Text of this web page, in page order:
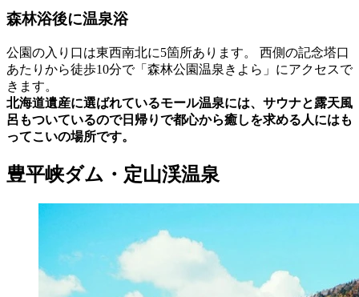
森林浴後に温泉浴
公園の入り口は東西南北に5箇所あります。 西側の記念塔口
あたりから徒歩10分で「森林公園温泉きよら」にアクセスで
きます。
北海道遺産に選ばれているモール温泉には、サウナと露天風
呂もついているので日帰りで都心から癒しを求める人にはも
ってこいの場所です。
豊平峡ダム・定山渓温泉